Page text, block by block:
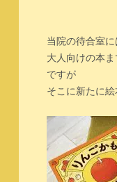
当院の待合室に
大人向けの本
ですが
そこに新たに